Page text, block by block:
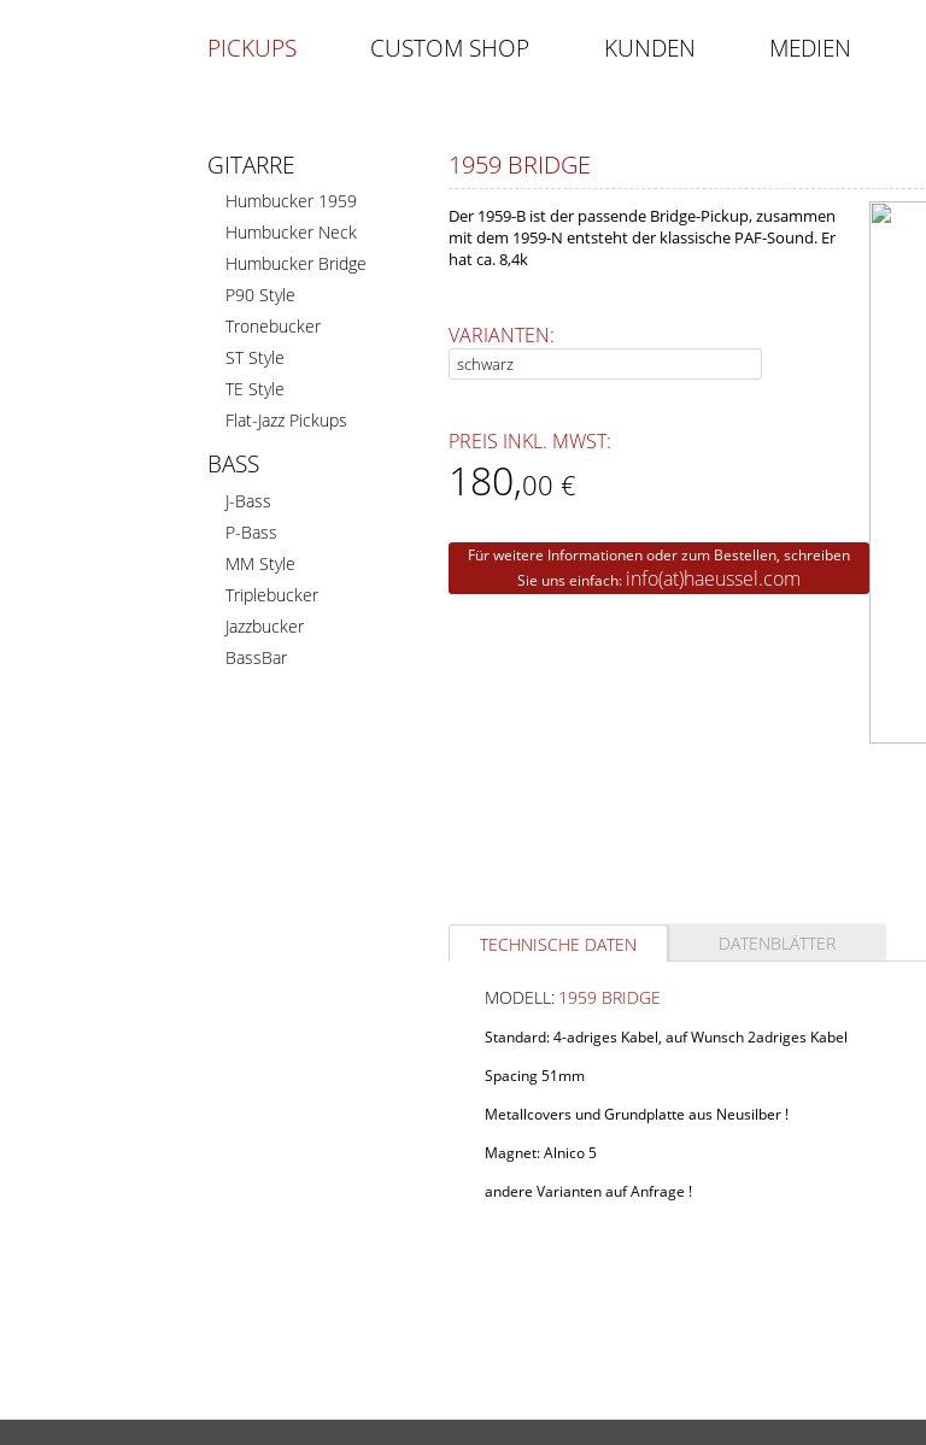
PICKUPS CUSTOM SHOP KUNDEN MEDIEN
GITARRE
Humbucker 1959
Humbucker Neck
Humbucker Bridge
P90 Style
Tronebucker
ST Style
TE Style
Flat-Jazz Pickups
BASS
J-Bass
P-Bass
MM Style
Triplebucker
Jazzbucker
BassBar
1959 BRIDGE
Der 1959-B ist der passende Bridge-Pickup, zusammen
mit dem 1959-N entsteht der klassische PAF-Sound. Er
hat ca. 8,4k
VARIANTEN:
PREIS INKL. MWST:
180,00 €
Für weitere Informationen oder zum Bestellen, schreiben
Sie uns einfach: info(at)haeussel.com
TECHNISCHE DATEN DATENBLÄTTER
MODELL: 1959 BRIDGE
Standard: 4-adriges Kabel, auf Wunsch 2adriges Kabel
Spacing 51mm
Metallcovers und Grundplatte aus Neusilber !
Magnet: Alnico 5
andere Varianten auf Anfrage !